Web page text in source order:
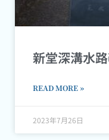
新堂深溝水
READ MORE »
2023年7月26日